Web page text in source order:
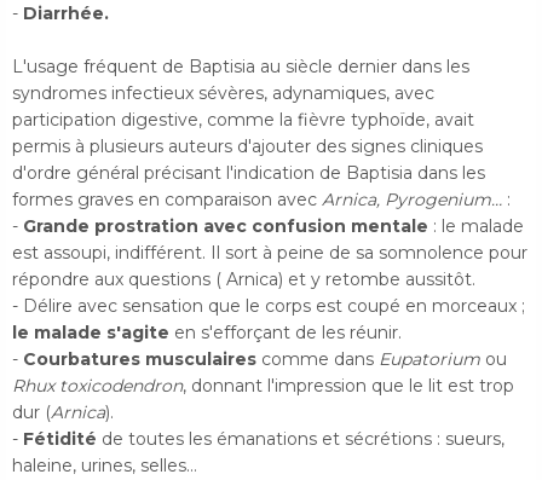
- Diarrhée.
L'usage fréquent de Baptisia au siècle dernier dans les
syndromes infectieux sévères, adynamiques, avec
participation digestive, comme la fièvre typhoïde, avait
permis à plusieurs auteurs d'ajouter des signes cliniques
d'ordre général précisant l'indication de Baptisia dans les
formes graves en comparaison avec Arnica, Pyrogenium… :
- Grande prostration avec confusion mentale : le malade
est assoupi, indifférent. Il sort à peine de sa somnolence pour
répondre aux questions ( Arnica) et y retombe aussitôt.
- Délire avec sensation que le corps est coupé en morceaux ;
le malade s'agite en s'efforçant de les réunir.
- Courbatures musculaires comme dans Eupatorium ou
Rhux toxicodendron, donnant l'impression que le lit est trop
dur (Arnica).
- Fétidité de toutes les émanations et sécrétions : sueurs,
haleine, urines, selles…